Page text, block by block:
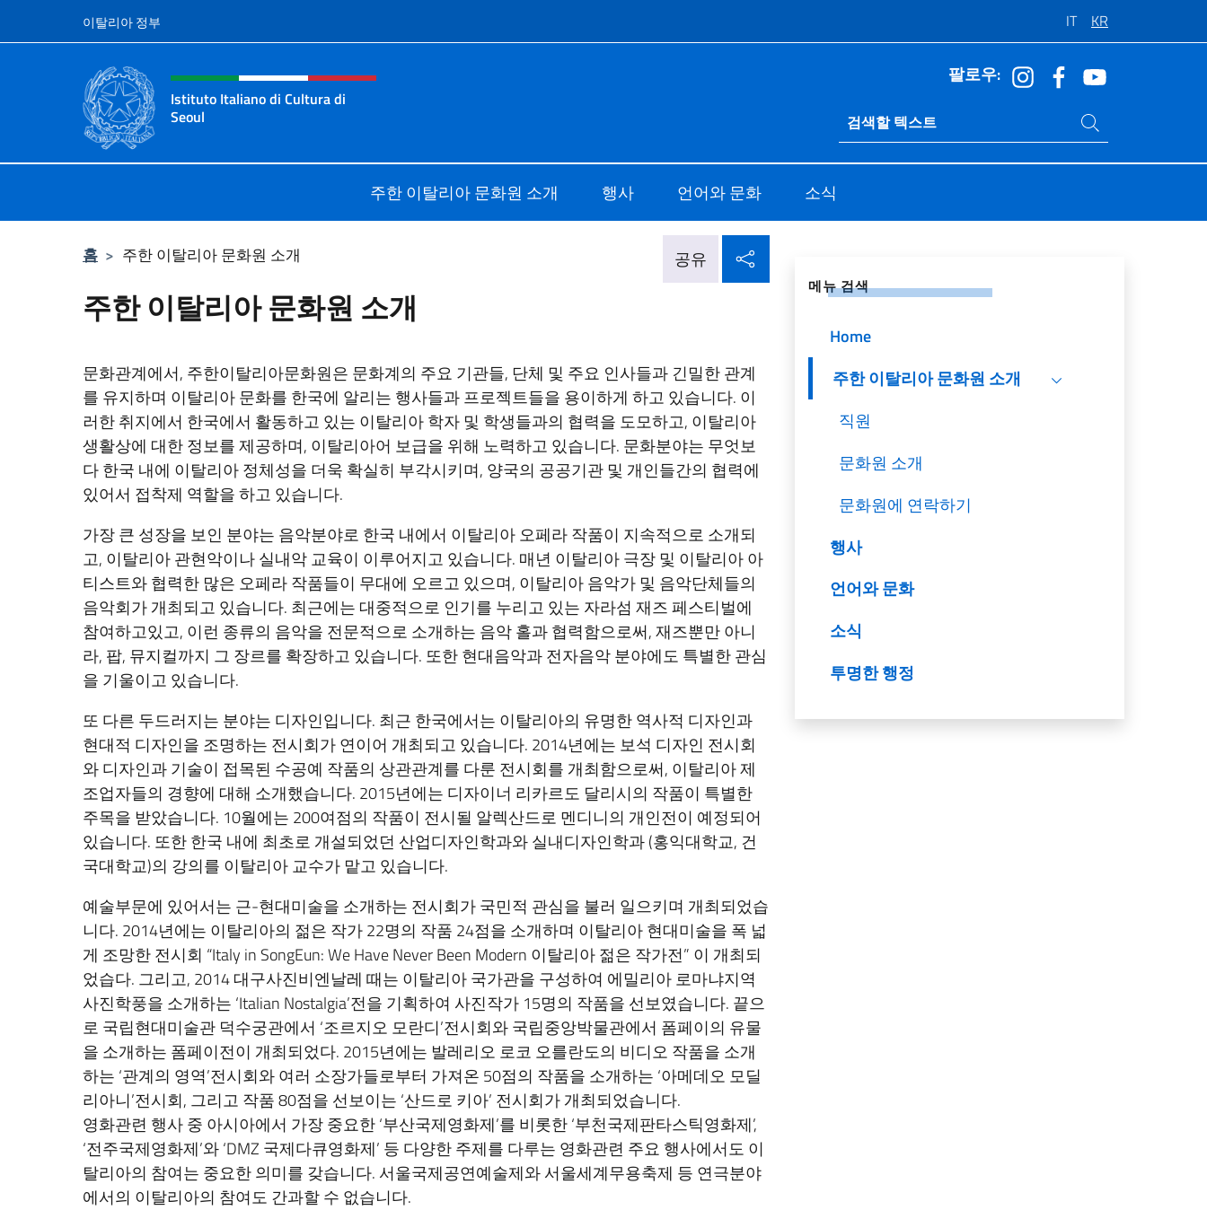
콘텐츠로 건너뛰기
이탈리아 정부 IT KR
Intestazione sito, social e menù
Istituto Italiano di Cultura di
Seoul
팔로우:
Ricerca sito live
사이트 내에서 검색
주한 이탈리아 문화원 소개 행사 언어와 문화 소식
홈 > 주한 이탈리아 문화원 소개 공유
주한 이탈리아 문화원 소개
문화관계에서, 주한이탈리아문화원은 문화계의 주요 기관들, 단체 및 주요 인사들과 긴밀한 관계
를 유지하며 이탈리아 문화를 한국에 알리는 행사들과 프로젝트들을 용이하게 하고 있습니다. 이
러한 취지에서 한국에서 활동하고 있는 이탈리아 학자 및 학생들과의 협력을 도모하고, 이탈리아
생활상에 대한 정보를 제공하며, 이탈리아어 보급을 위해 노력하고 있습니다. 문화분야는 무엇보
다 한국 내에 이탈리아 정체성을 더욱 확실히 부각시키며, 양국의 공공기관 및 개인들간의 협력에
있어서 접착제 역할을 하고 있습니다.
가장 큰 성장을 보인 분야는 음악분야로 한국 내에서 이탈리아 오페라 작품이 지속적으로 소개되
고, 이탈리아 관현악이나 실내악 교육이 이루어지고 있습니다. 매년 이탈리아 극장 및 이탈리아 아
티스트와 협력한 많은 오페라 작품들이 무대에 오르고 있으며, 이탈리아 음악가 및 음악단체들의
음악회가 개최되고 있습니다. 최근에는 대중적으로 인기를 누리고 있는 자라섬 재즈 페스티벌에
참여하고있고, 이런 종류의 음악을 전문적으로 소개하는 음악 홀과 협력함으로써, 재즈뿐만 아니
라, 팝, 뮤지컬까지 그 장르를 확장하고 있습니다. 또한 현대음악과 전자음악 분야에도 특별한 관심
을 기울이고 있습니다.
또 다른 두드러지는 분야는 디자인입니다. 최근 한국에서는 이탈리아의 유명한 역사적 디자인과
현대적 디자인을 조명하는 전시회가 연이어 개최되고 있습니다. 2014년에는 보석 디자인 전시회
와 디자인과 기술이 접목된 수공예 작품의 상관관계를 다룬 전시회를 개최함으로써, 이탈리아 제
조업자들의 경향에 대해 소개했습니다. 2015년에는 디자이너 리카르도 달리시의 작품이 특별한
주목을 받았습니다. 10월에는 200여점의 작품이 전시될 알렉산드로 멘디니의 개인전이 예정되어
있습니다. 또한 한국 내에 최초로 개설되었던 산업디자인학과와 실내디자인학과 (홍익대학교, 건
국대학교)의 강의를 이탈리아 교수가 맡고 있습니다.
예술부문에 있어서는 근-현대미술을 소개하는 전시회가 국민적 관심을 불러 일으키며 개최되었습
니다. 2014년에는 이탈리아의 젊은 작가 22명의 작품 24점을 소개하며 이탈리아 현대미술을 폭 넓
게 조망한 전시회 “Italy in SongEun: We Have Never Been Modern 이탈리아 젊은 작가전” 이 개최되
었습다. 그리고, 2014 대구사진비엔날레 때는 이탈리아 국가관을 구성하여 에밀리아 로마냐지역
사진학풍을 소개하는 ‘Italian Nostalgia’전을 기획하여 사진작가 15명의 작품을 선보였습니다. 끝으
로 국립현대미술관 덕수궁관에서 ‘조르지오 모란디’전시회와 국립중앙박물관에서 폼페이의 유물
을 소개하는 폼페이전이 개최되었다. 2015년에는 발레리오 로코 오를란도의 비디오 작품을 소개
하는 ‘관계의 영역’전시회와 여러 소장가들로부터 가져온 50점의 작품을 소개하는 ‘아메데오 모딜
리아니’전시회, 그리고 작품 80점을 선보이는 ‘산드로 키아’ 전시회가 개최되었습니다.
영화관련 행사 중 아시아에서 가장 중요한 ‘부산국제영화제’를 비롯한 ‘부천국제판타스틱영화제’,
‘전주국제영화제’와 ‘DMZ 국제다큐영화제’ 등 다양한 주제를 다루는 영화관련 주요 행사에서도 이
탈리아의 참여는 중요한 의미를 갖습니다. 서울국제공연예술제와 서울세계무용축제 등 연극분야
에서의 이탈리아의 참여도 간과할 수 없습니다.
메뉴 검색
Home
주한 이탈리아 문화원 소개
직원
문화원 소개
문화원에 연락하기
행사
언어와 문화
소식
투명한 행정